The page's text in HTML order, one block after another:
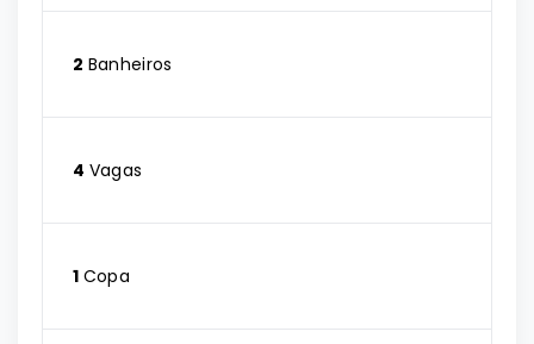
2 Banheiros
4 Vagas
1 Copa